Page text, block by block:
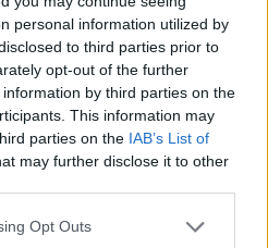
personal information utilized by
to third parties prior to
opt-out of the further
by third parties on the
This information may
parties on the IAB’s List of
may further disclose it to other
Opt Outs
rablások Olaszországban